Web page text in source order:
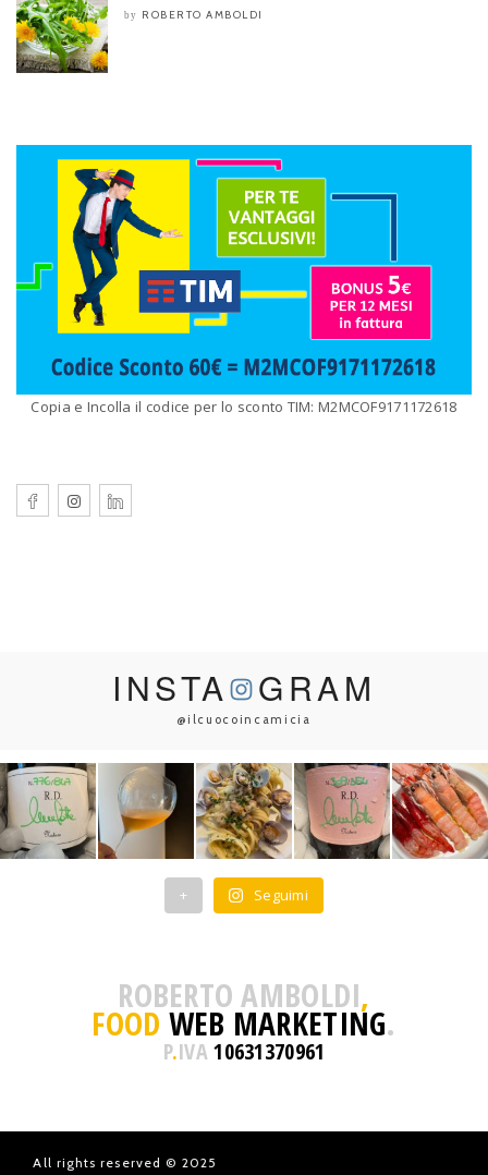
by ROBERTO AMBOLDI
Copia e Incolla il codice per lo sconto TIM: M2MCOF9171172618
INSTA GRAM
@ilcuocoincamicia
+ Seguimi
ROBERTO AMBOLDI,
FOOD WEB MARKETING.
P.IVA10631370961
All rights reserved © 2025